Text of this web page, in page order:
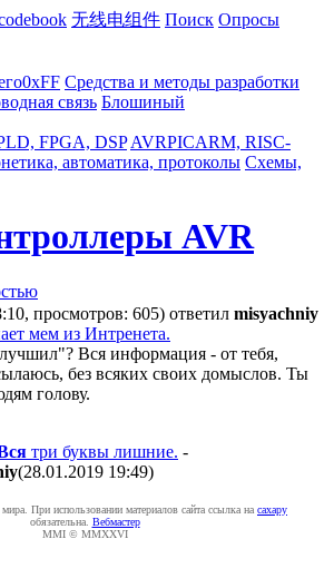
无线电组件 Поиск Опросы
0xFF Средства и методы разработки
связь Блошиный
FPGA, DSP AVRPICARM, RISC-
автоматика, протоколы Схемы,
AVR
просмотров: 605) ответил misyachniy
мем из Интренета.
Вся информация - от тебя,
без всяких своих домыслов. Ты
голову.
три буквы лишние. -
(28.01.2019 19:49)
При использовании материалов сайта ссылка на caxapу
обязательна. Вебмастер
MMI © MMXXVI